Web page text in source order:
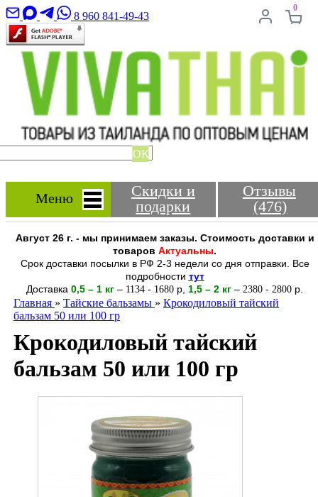
8 960 841-49-43
0
ОК
Меню
Скидки и
подарки
Отзывы
(476)
Август 26 г. - мы принимаем заказы. Стоимость доставки и
товаров Актуальны.
Срок доставки посылки в РФ 2-3 недели со дня отправки. Все
подробности тут
Доставка 0,5 – 1 кг – 1134 - 1680 р 1,5 – 2 кг – 2380 - 2800 р.
Главная » Тайские бальзамы » Крокодиловый тайский
бальзам 50 или 100 гр
Крокодиловый тайский
бальзам 50 или 100 гр